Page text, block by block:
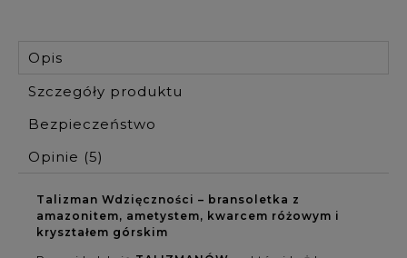
Opis
Szczegóły produktu
Bezpieczeństwo
Opinie (5)
Talizman Wdzięczności – bransoletka z
amazonitem, ametystem, kwarcem różowym i
kryształem górskim